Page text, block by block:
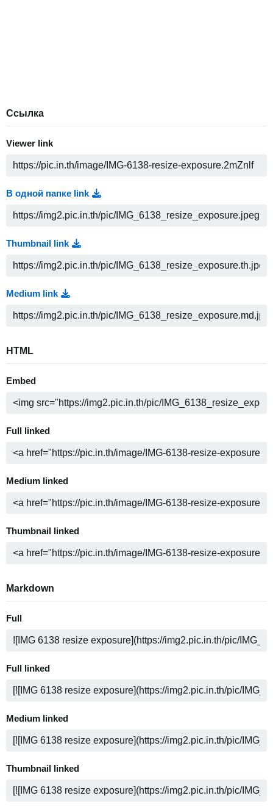
Ссылка
Viewer link
В одной папке link
Thumbnail link
Medium link
HTML
Embed
Full linked
Medium linked
Thumbnail linked
Markdown
Full
Full linked
Medium linked
Thumbnail linked